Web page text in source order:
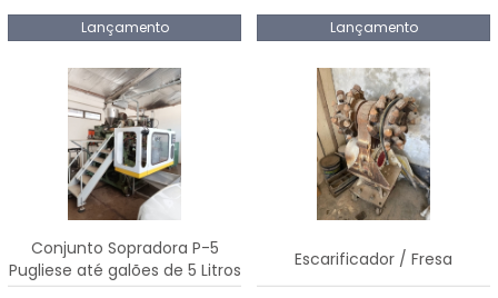
Lançamento Lançamento
Conjunto Sopradora P-5
Pugliese até galões de 5 Litros
Escarificador / Fresa